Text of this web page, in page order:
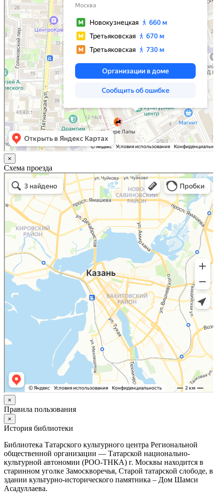
×
Схема проезда
Казань
Малый Татарский переулок, 8 на карте Москвы, ближайшее метро Новокузнецкая —
Яндекс.Карты
×
Правила пользования
×
История библиотеки
Библиотека Татарского культурного центра Региональной
общественной организации — Татарской национально-
культурной автономии (РОО-ТНКА) г. Москвы находится в
старинном уголке Замоскворечья, Старой татарской слободе, в
здании культурно-исторического памятника – Дом Шамси
Асадуллаева.